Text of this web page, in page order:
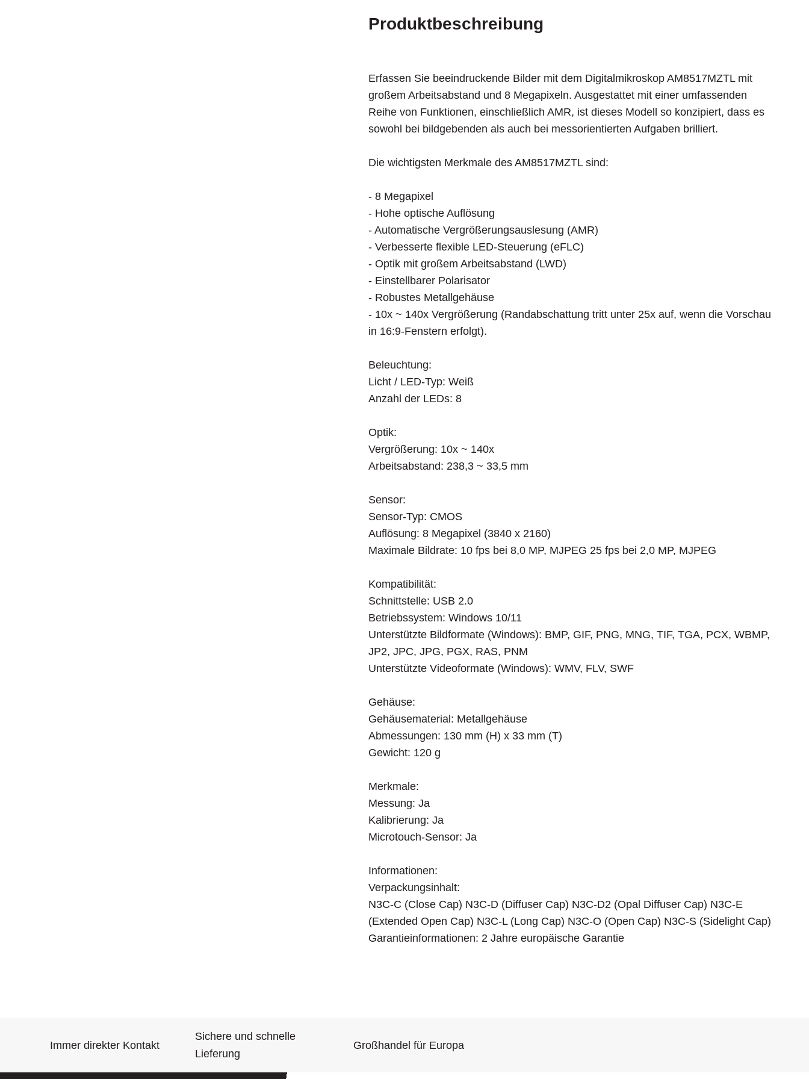
Optik:
Vergrößerung: 10x ~ 140x
Sensor:
Sensor-Typ: CMOS
Auflösung: 8 Megapixel (3840 x 2160)
Maximale Bildrate: 10 fps bei 8,0 MP, MJPEG 25 fps bei 2,0 MP, MJPEG
Kompatibilität:
Betriebssystem: Windows 10/11
Unterstützte Bildformate (Windows): BMP, GIF, PNG, MNG, TIF, TGA, PCX, WBMP,
JP2, JPC, JPG, PGX, RAS, PNM
Unterstützte Videoformate (Windows): WMV, FLV, SWF
Gehäuse:
Gehäusematerial: Metallgehäuse
Abmessungen: 130 mm (H) x 33 mm (T)
Gewicht: 120 g
Merkmale:
Messung: Ja
Kalibrierung: Ja
Informationen:
Verpackungsinhalt:
(Extended Open Cap) N3C-L (Long Cap) N3C-O (Open Cap) N3C-S (Sidelight Cap)
Garantieinformationen: 2 Jahre europäische Garantie
Produktbeschreibung
Erfassen Sie beeindruckende Bilder mit dem Digitalmikroskop AM8517MZTL mit
großem Arbeitsabstand und 8 Megapixeln. Ausgestattet mit einer umfassenden
Reihe von Funktionen, einschließlich AMR, ist dieses Modell so konzipiert, dass es
sowohl bei bildgebenden als auch bei messorientierten Aufgaben brilliert.
Die wichtigsten Merkmale des AM8517MZTL sind:
- 8 Megapixel
- Hohe optische Auflösung
- Automatische Vergrößerungsauslesung (AMR)
- Verbesserte flexible LED-Steuerung (eFLC)
- Optik mit großem Arbeitsabstand (LWD)
- Einstellbarer Polarisator
- Robustes Metallgehäuse
- 10x ~ 140x Vergrößerung (Randabschattung tritt unter 25x auf, wenn die Vorschau
in 16:9-Fenstern erfolgt).
Beleuchtung:
Licht / LED-Typ: Weiß
Anzahl der LEDs: 8
Optik:
Vergrößerung: 10x ~ 140x
Arbeitsabstand: 238,3 ~ 33,5 mm
Sensor:
Sensor-Typ: CMOS
Auflösung: 8 Megapixel (3840 x 2160)
Maximale Bildrate: 10 fps bei 8,0 MP, MJPEG 25 fps bei 2,0 MP, MJPEG
Kompatibilität:
Schnittstelle: USB 2.0
Betriebssystem: Windows 10/11
Unterstützte Bildformate (Windows): BMP, GIF, PNG, MNG, TIF, TGA, PCX, WBMP,
JP2, JPC, JPG, PGX, RAS, PNM
Unterstützte Videoformate (Windows): WMV, FLV, SWF
Gehäuse:
Gehäusematerial: Metallgehäuse
Abmessungen: 130 mm (H) x 33 mm (T)
Gewicht: 120 g
Merkmale:
Messung: Ja
Kalibrierung: Ja
Microtouch-Sensor: Ja
Informationen:
Verpackungsinhalt:
N3C-C (Close Cap) N3C-D (Diffuser Cap) N3C-D2 (Opal Diffuser Cap) N3C-E
(Extended Open Cap) N3C-L (Long Cap) N3C-O (Open Cap) N3C-S (Sidelight Cap)
Garantieinformationen: 2 Jahre europäische Garantie
Immer direkter Kontakt
Sichere und schnelle
Lieferung
Großhandel für Europa